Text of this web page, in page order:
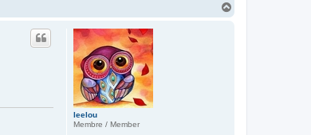
leelou
Membre / Member